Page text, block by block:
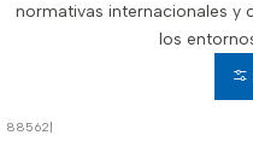
normativas internacionales y
los
88562|